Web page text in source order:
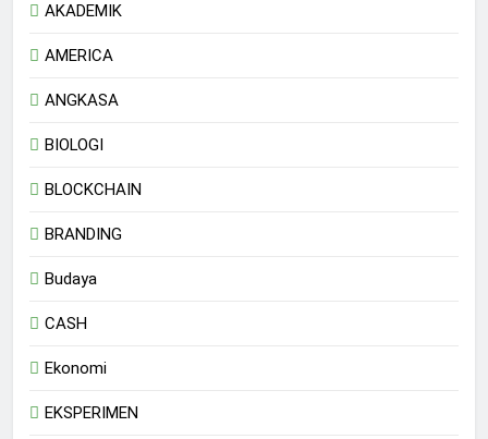
AKADEMIK
AMERICA
ANGKASA
BIOLOGI
BLOCKCHAIN
BRANDING
Budaya
CASH
Ekonomi
EKSPERIMEN